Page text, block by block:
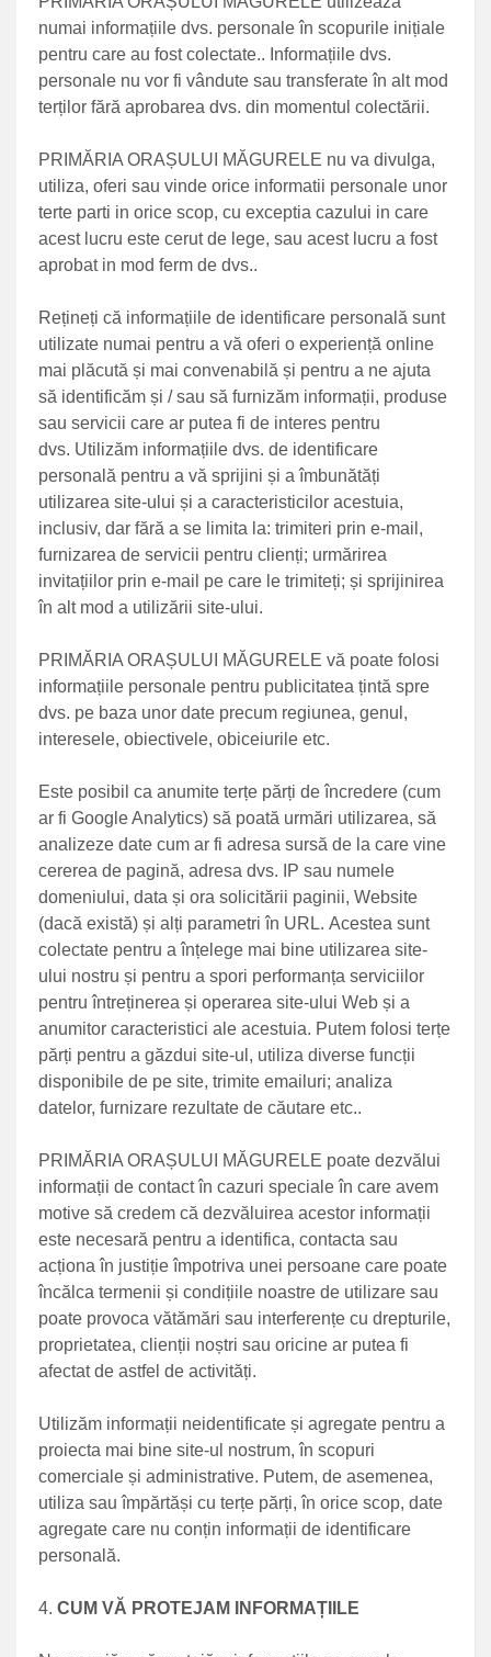
numai informațiile dvs. personale în scopurile inițiale
pentru care au fost colectate.. Informațiile dvs.
personale nu vor fi vândute sau transferate în alt mod
terților fără aprobarea dvs. din momentul colectării.
PRIMĂRIA ORAȘULUI MĂGURELE nu va divulga,
utiliza, oferi sau vinde orice informatii personale unor
terte parti in orice scop, cu exceptia cazului in care
acest lucru este cerut de lege, sau acest lucru a fost
aprobat in mod ferm de dvs..
Rețineți că informațiile de identificare personală sunt
utilizate numai pentru a vă oferi o experiență online
mai plăcută și mai convenabilă și pentru a ne ajuta
să identificăm și / sau să furnizăm informații, produse
sau servicii care ar putea fi de interes pentru
dvs. Utilizăm informațiile dvs. de identificare
personală pentru a vă sprijini și a îmbunătăți
utilizarea site-ului și a caracteristicilor acestuia,
inclusiv, dar fără a se limita la: trimiteri prin e-mail,
furnizarea de servicii pentru clienți; urmărirea
invitațiilor prin e-mail pe care le trimiteți; și sprijinirea
în alt mod a utilizării site-ului.
PRIMĂRIA ORAȘULUI MĂGURELE vă poate folosi
informațiile personale pentru publicitatea țintă spre
dvs. pe baza unor date precum regiunea, genul,
interesele, obiectivele, obiceiurile etc.
Este posibil ca anumite terțe părți de încredere (cum
ar fi Google Analytics) să poată urmări utilizarea, să
analizeze date cum ar fi adresa sursă de la care vine
cererea de pagină, adresa dvs. IP sau numele
domeniului, data și ora solicitării paginii, Website
(dacă există) și alți parametri în URL. Acestea sunt
colectate pentru a înțelege mai bine utilizarea site-
ului nostru și pentru a spori performanța serviciilor
pentru întreținerea și operarea site-ului Web și a
anumitor caracteristici ale acestuia. Putem folosi terțe
părți pentru a găzdui site-ul, utiliza diverse funcții
disponibile de pe site, trimite emailuri; analiza
datelor, furnizare rezultate de căutare etc..
PRIMĂRIA ORAȘULUI MĂGURELE poate dezvălui
informații de contact în cazuri speciale în care avem
motive să credem că dezvăluirea acestor informații
este necesară pentru a identifica, contacta sau
acționa în justiție împotriva unei persoane care poate
încălca termenii și condițiile noastre de utilizare sau
poate provoca vătămări sau interferențe cu drepturile,
proprietatea, clienții noștri sau oricine ar putea fi
afectat de astfel de activități.
Utilizăm informații neidentificate și agregate pentru a
proiecta mai bine site-ul nostrum, în scopuri
comerciale și administrative. Putem, de asemenea,
utiliza sau împărtăși cu terțe părți, în orice scop, date
agregate care nu conțin informații de identificare
personală.
CUM VĂ PROTEJAM INFORMAȚIILE